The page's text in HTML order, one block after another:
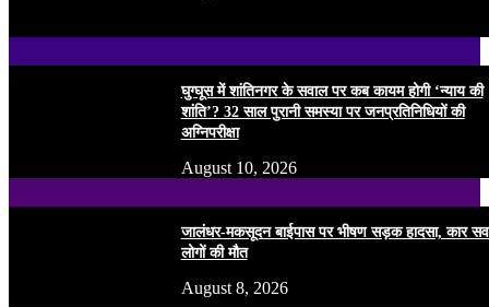
घुग्घूस में शांतिनगर के सवाल पर कब कायम होगी ‘न्याय की
शांति’? 32 साल पुरानी समस्या पर जनप्रतिनिधियों की
अग्निपरीक्षा
August 10, 2026
जालंधर-मकसूदन बाईपास पर भीषण सड़क हादसा, कार
लोगों की मौत
August 8, 2026